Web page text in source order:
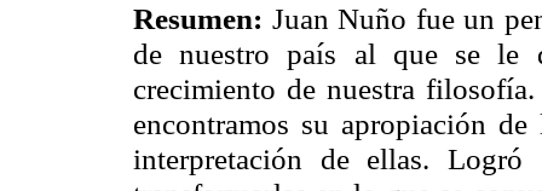
Resumen: Juan Nuño fue un
de nuestro país al que se le
crecimiento de nuestra
encontramos su apropiación
interpretación de ellas. Logró